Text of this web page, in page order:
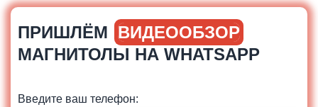
ПРИШЛЁМ ВИДЕООБЗОР
МАГНИТОЛЫ НА WHATSAPP
Введите ваш телефон: